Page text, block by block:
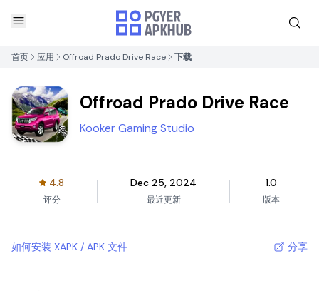
首页 应用 Offroad Prado Drive Race 下载
Offroad Prado Drive Race
Kooker Gaming Studio
4.8
评分
Dec 25, 2024
最近更新
1.0
版本
如何安装 XAPK / APK 文件 分享